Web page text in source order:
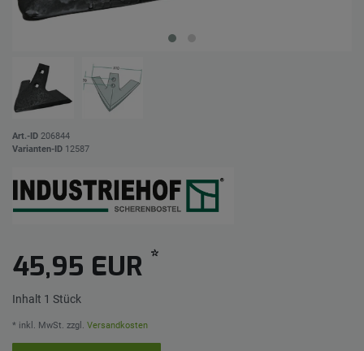
Art.-ID 206844
Varianten-ID 12587
45,95 EUR *
Inhalt 1 Stück
* inkl. MwSt. zzgl. Versandkosten